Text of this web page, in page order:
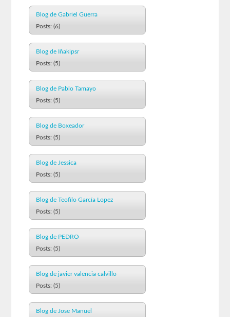
Blog de Gabriel Guerra
Posts: (6)
Blog de Iñakipsr
Posts: (5)
Blog de Pablo Tamayo
Posts: (5)
Blog de Boxeador
Posts: (5)
Blog de Jessica
Posts: (5)
Blog de Teofilo García Lopez
Posts: (5)
Blog de PEDRO
Posts: (5)
Blog de javier valencia calvillo
Posts: (5)
Blog de Jose Manuel